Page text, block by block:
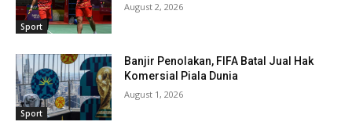
Sport
August 2, 2026
Sport
Banjir Penolakan, FIFA Batal Jual Hak
Komersial Piala Dunia
August 1, 2026